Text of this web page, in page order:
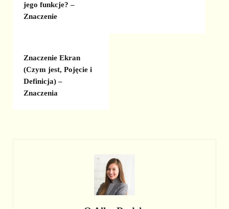
jego funkcje? –
Znaczenie
Znaczenie Ekran
(Czym jest, Pojęcie i
Definicja) –
Znaczenia